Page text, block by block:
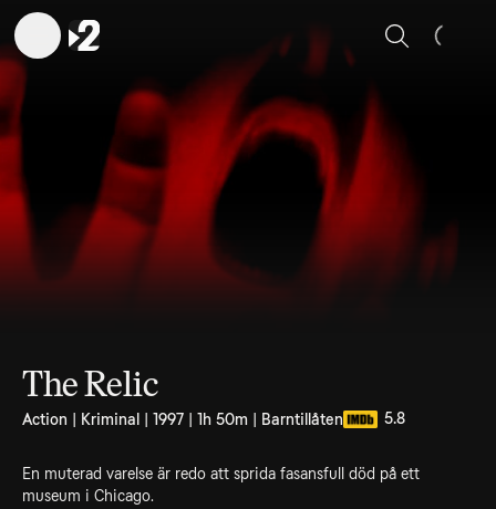
Sök
The Relic
Action | Kriminal | 1997 | 1h 50m | Barntillåten 5.8
En muterad varelse är redo att sprida fasansfull död på ett
museum i Chicago.